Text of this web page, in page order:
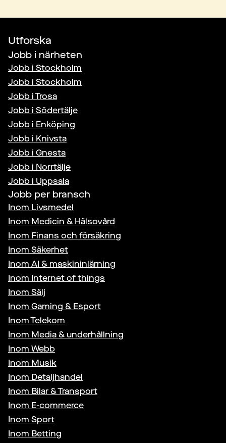
Utforska
Jobb i närheten
Jobb i Stockholm
Jobb i Stockholm
Jobb iTrosa
Jobb i Södertälje
Jobb i Enköping
Jobb i Knivsta
Jobb i Gnesta
Jobb i Norrtälje
Jobb i Uppsala
Jobb per bransch
Inom Livsmedel
Inom Medicin & Hälsovård
Inom Finans och försäkring
Inom Säkerhet
Inom AI & maskininlärning
Inom Internet of things
Inom Sälj
Inom Gaming & Esport
InomTelekom
Inom Media & underhållning
Inom Webb
Inom Musik
Inom Detaljhandel
Inom Bilar & Transport
Inom E-commerce
Inom Sport
Inom Betting